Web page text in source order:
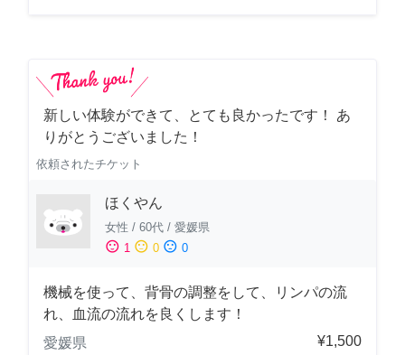
新しい体験ができて、とても良かったです！ あ
りがとうございました！
依頼されたチケット
ほくやん
女性 / 60代 / 愛媛県
sentiment_satisfied 1 sentiment_neutral 0 sentiment_dissatisfied 0
機械を使って、背骨の調整をして、リンパの流
れ、血流の流れを良くします！
愛媛県
¥1,500